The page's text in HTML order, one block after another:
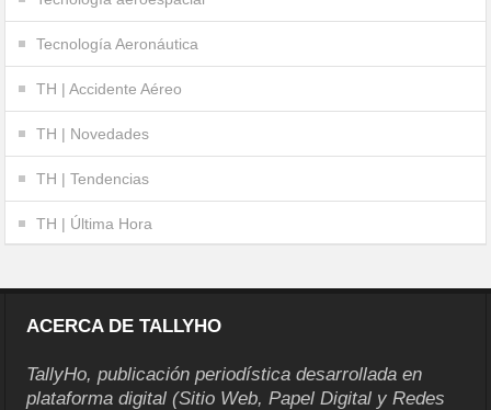
Tecnología Aeronáutica
TH | Accidente Aéreo
TH | Novedades
TH | Tendencias
TH | Última Hora
ACERCA DE TALLYHO
TallyHo, publicación periodística desarrollada en
plataforma digital (Sitio Web, Papel Digital y Redes